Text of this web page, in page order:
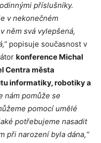
příslušníky.
v nekonečném
něm svá vylepšená,
popisuje současnost v
konference Michal
Centra města
informatiky, robotiky a
nám pomůže se
pomocí umělé
potřebujeme nasadit
při narození byla dána,“